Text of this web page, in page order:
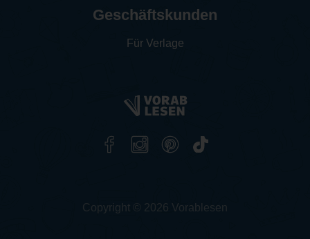
Geschäftskunden
Für Verlage
Copyright © 2026 Vorablesen